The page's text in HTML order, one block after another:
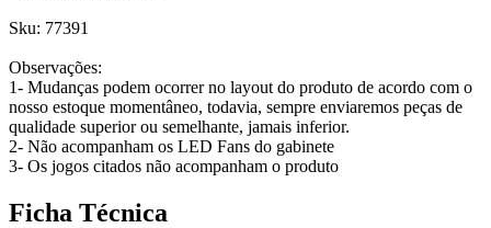
Sku: 77391
Observações:
1- Mudanças podem ocorrer no layout do produto de acordo com o
nosso estoque momentâneo, todavia, sempre enviaremos peças de
qualidade superior ou semelhante, jamais inferior.
2- Não acompanham os LED Fans do gabinete
3- Os jogos citados não acompanham o produto
Ficha Técnica